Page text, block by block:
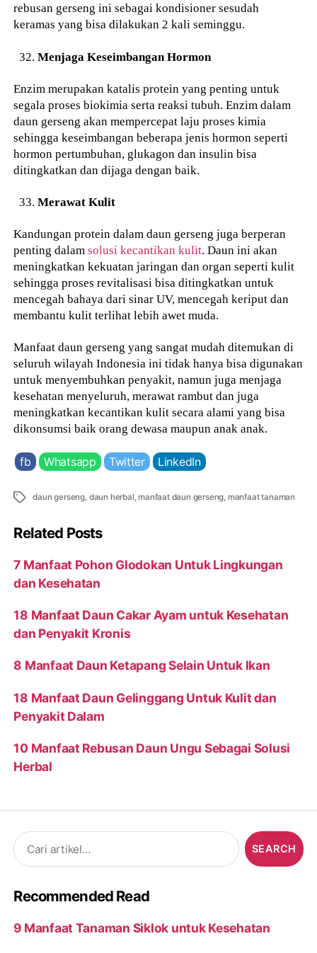
rebusan gerseng ini sebagai kondisioner sesudah
keramas yang bisa dilakukan 2 kali seminggu.
Menjaga Keseimbangan Hormon
Enzim merupakan katalis protein yang penting untuk
segala proses biokimia serta reaksi tubuh. Enzim dalam
daun gerseng akan mempercepat laju proses kimia
sehingga keseimbangan beberapa jenis hormon seperti
hormon pertumbuhan, glukagon dan insulin bisa
ditingkatkan dan dijaga dengan baik.
Merawat Kulit
Kandungan protein dalam daun gerseng juga berperan
penting dalamsolusi kecantikan kulit. Daun ini akan
meningkatkan kekuatan jaringan dan organ seperti kulit
sehingga proses revitalisasi bisa ditingkatkan untuk
mencegah bahaya dari sinar UV, mencegah keriput dan
membantu kulit terlihat lebih awet muda.
Manfaat daun gerseng yang sangat mudah ditemukan di
seluruh wilayah Indonesia ini tidak hanya bisa digunakan
untuk menyembuhkan penyakit, namun juga menjaga
kesehatan menyeluruh, merawat rambut dan juga
meningkatkan kecantikan kulit secara alami yang bisa
dikonsumsi baik orang dewasa maupun anak anak.
fb Whatsapp Twitter LinkedIn
Tags daun gerseng, daun herbal,manfaat daun gerseng, manfaat tanaman
Related Posts
7 Manfaat Pohon Glodokan Untuk Lingkungan
dan Kesehatan
18 Manfaat Daun Cakar Ayam untuk Kesehatan
dan Penyakit Kronis
8 Manfaat Daun Ketapang Selain Untuk Ikan
18 Manfaat Daun Gelinggang Untuk Kulit dan
Penyakit Dalam
10 Manfaat Rebusan Daun Ungu Sebagai Solusi
Herbal
Search
for:
Recommended Read
9 Manfaat Tanaman Siklok untuk Kesehatan